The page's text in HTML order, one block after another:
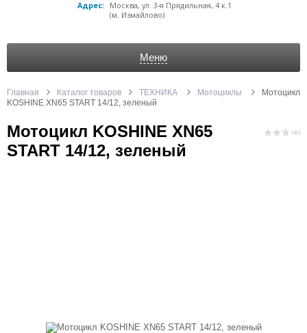
Адрес:
Москва, ул. 3-я Прядильная, 4 к.1
(м. Измайлово)
Меню
Главная Каталог товаров ТЕХНИКА Мотоциклы
Мотоцикл
KOSHINE XN65 START 14/12, зеленый
Мотоцикл KOSHINE XN65
START 14/12, зеленый
( 0 )